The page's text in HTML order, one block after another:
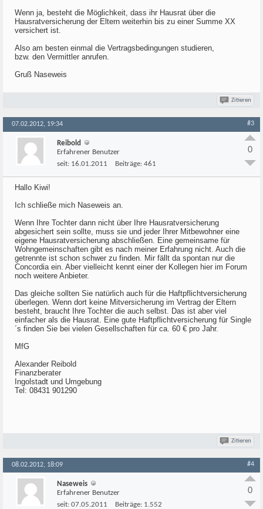
Wenn ja, besteht die Möglichkeit, dass ihr Hausrat über die
Hausratversicherung der Eltern weiterhin bis zu einer Summe XX
versichert ist.
Also am besten einmal die Vertragsbedingungen studieren,
bzw. den Vermittler anrufen.
Gruß Naseweis
Zitieren
07.02.2012, 19:34 #3
Reibold
Erfahrener Benutzer
seit: 16.01.2011 Beiträge: 461
0
Hallo Kiwi!
Ich schließe mich Naseweis an.
Wenn Ihre Tochter dann nicht über Ihre Hausratversicherung
abgesichert sein sollte, muss sie und jeder Ihrer Mitbewohner eine
eigene Hausratversicherung abschließen. Eine gemeinsame für
Wohngemeinschaften gibt es nach meiner Erfahrung nicht. Auch die
getrennte ist schon schwer zu finden. Mir fällt da spontan nur die
Concordia ein. Aber vielleicht kennt einer der Kollegen hier im Forum
noch weitere Anbieter.
Das gleiche sollten Sie natürlich auch für die Haftpflichtversicherung
überlegen. Wenn dort keine Mitversicherung im Vertrag der Eltern
besteht, braucht Ihre Tochter die auch selbst. Das ist aber viel
einfacher als die Hausrat. Eine gute Haftpflichtversicherung für Single
´s finden Sie bei vielen Gesellschaften für ca. 60 € pro Jahr.
MfG
Alexander Reibold
Finanzberater
Ingolstadt und Umgebung
Tel: 08431 901290
Zitieren
08.02.2012, 18:09 #4
Naseweis
Erfahrener Benutzer
seit: 07.05.2011 Beiträge: 1.552
0